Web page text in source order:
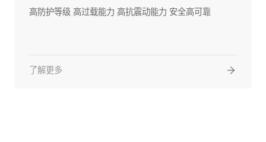
高防护等级 高过载能力 高抗震动能力 安全高可靠
了解更多